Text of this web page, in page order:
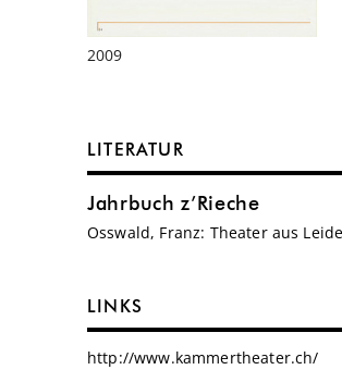
2009
LITERATUR
Jahrbuch z’Rieche
Osswald, Franz: Theater aus
LINKS
http://www.kammertheater.ch/